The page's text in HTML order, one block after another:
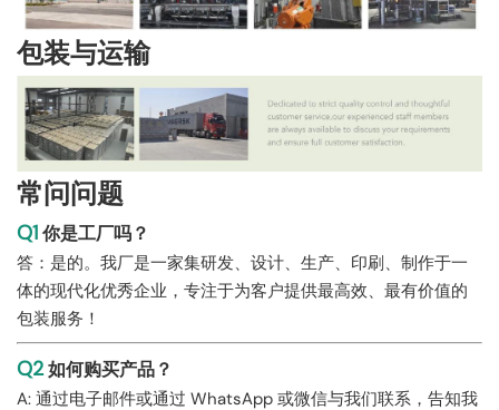
包装与运输
常问问题
Q1你是工厂吗？
答：是的。我厂是一家集研发、设计、生产、印刷、制作于一
体的现代化优秀企业，专注于为客户提供最高效、最有价值的
包装服务！
Q2如何购买产品？
A: 通过电子邮件或通过 WhatsApp 或微信与我们联系，告知我